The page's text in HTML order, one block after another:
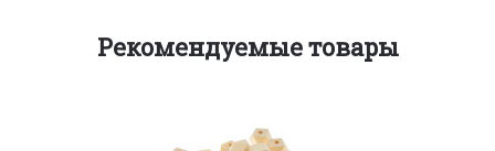
Рекомендуемые товары